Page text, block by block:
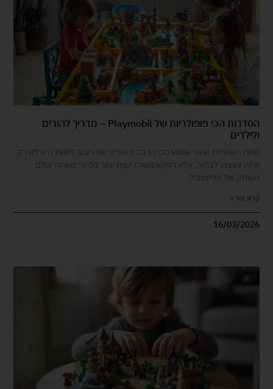
הסדרות הכי פופולריות של Playmobil – מדריך להורים
ולילדים
אחת השאלות שאני שומע הכי הרבה מהורים שמגיעים לחנות היא לא רק
איזה צעצוע לבחור, אלא דווקא משהו קצת יותר בסיסי:מאיזה עולם
משחק של פליימוביל
קרא עוד »
16/03/2026